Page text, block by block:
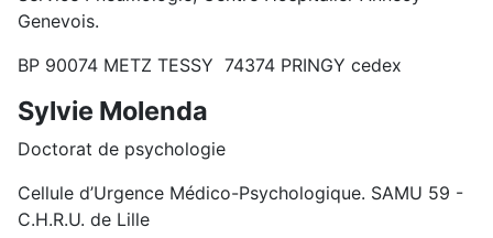
Genevois.
BP 90074 METZ TESSY 74374 PRINGY cedex
Sylvie Molenda
Doctorat de psychologie
Cellule d’Urgence Médico-Psychologique. SAMU 59 -
C.H.R.U. de Lille